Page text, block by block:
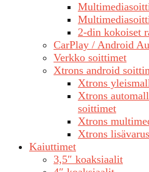
2-din kokoiset
CarPlay / Android
Verkko soittimet
Xtrons android
Xtrons
Xtrons
soittimet
Xtrons
Xtrons
Kaiuttimet
3,5″ koaksiaalit